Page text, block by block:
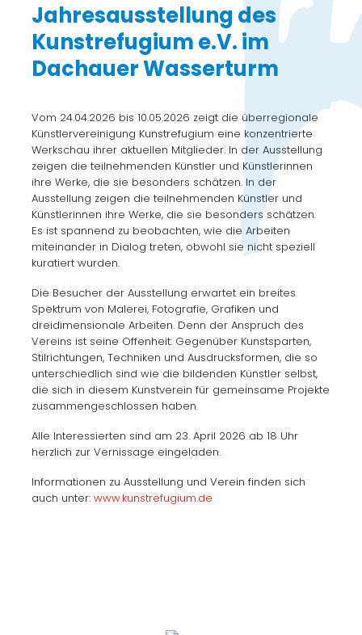
Jahresausstellung des
Kunstrefugium e.V. im
Dachauer Wasserturm
Vom 24.04.2026 bis 10.05.2026 zeigt die überregionale
Künstlervereinigung Kunstrefugium eine konzentrierte
Werkschau ihrer aktuellen Mitglieder. In der Ausstellung
zeigen die teilnehmenden Künstler und Künstlerinnen
ihre Werke, die sie besonders schätzen. In der
Ausstellung zeigen die teilnehmenden Künstler und
Künstlerinnen ihre Werke, die sie besonders schätzen.
Es ist spannend zu beobachten, wie die Arbeiten
miteinander in Dialog treten, obwohl sie nicht speziell
kuratiert wurden.
Die Besucher der Ausstellung erwartet ein breites
Spektrum von Malerei, Fotografie, Grafiken und
dreidimensionale Arbeiten. Denn der Anspruch des
Vereins ist seine Offenheit: Gegenüber Kunstsparten,
Stilrichtungen, Techniken und Ausdrucksformen, die so
unterschiedlich sind wie die bildenden Künstler selbst,
die sich in diesem Kunstverein für gemeinsame Projekte
zusammengeschlossen haben.
Alle Interessierten sind am 23. April 2026 ab 18 Uhr
herzlich zur Vernissage eingeladen.
Informationen zu Ausstellung und Verein finden sich
auch unter:www.kunstrefugium.de